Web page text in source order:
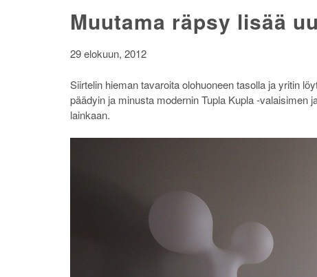
Muutama räpsy lisää
29 elokuun, 2012
Siirtelin hieman tavaroita olohuoneen tasolla ja yritin
päädyin ja minusta modernin Tupla Kupla -valaisimen
lainkaan.